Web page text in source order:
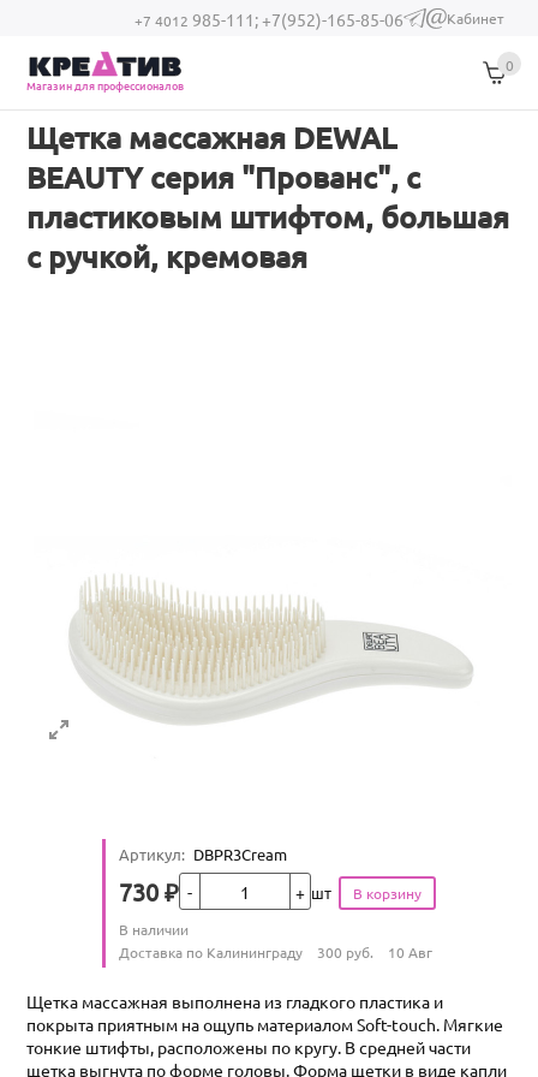
Перейти к основному содержанию
+7 4012 985-111;+7(952)-165-85-06
(link sends e-
Кабинет
Магазин для профессионалов
0
Щетка массажная DEWAL
BEAUTY серия "Прованс", с
пластиковым штифтом, большая
с ручкой, кремовая
Артикул: DBPR3Cream
Цена
730 ₽Кол-во шт
Количество
В наличии
Условия доставки
Доставка по Калининграду 300 руб. 10 Авг
Щетка массажная выполнена из гладкого пластика и
покрыта приятным на ощупь материалом Soft-touch. Мягкие
тонкие штифты, расположены по кругу. В средней части
щетка выгнута по форме головы. Форма щетки в виде капли